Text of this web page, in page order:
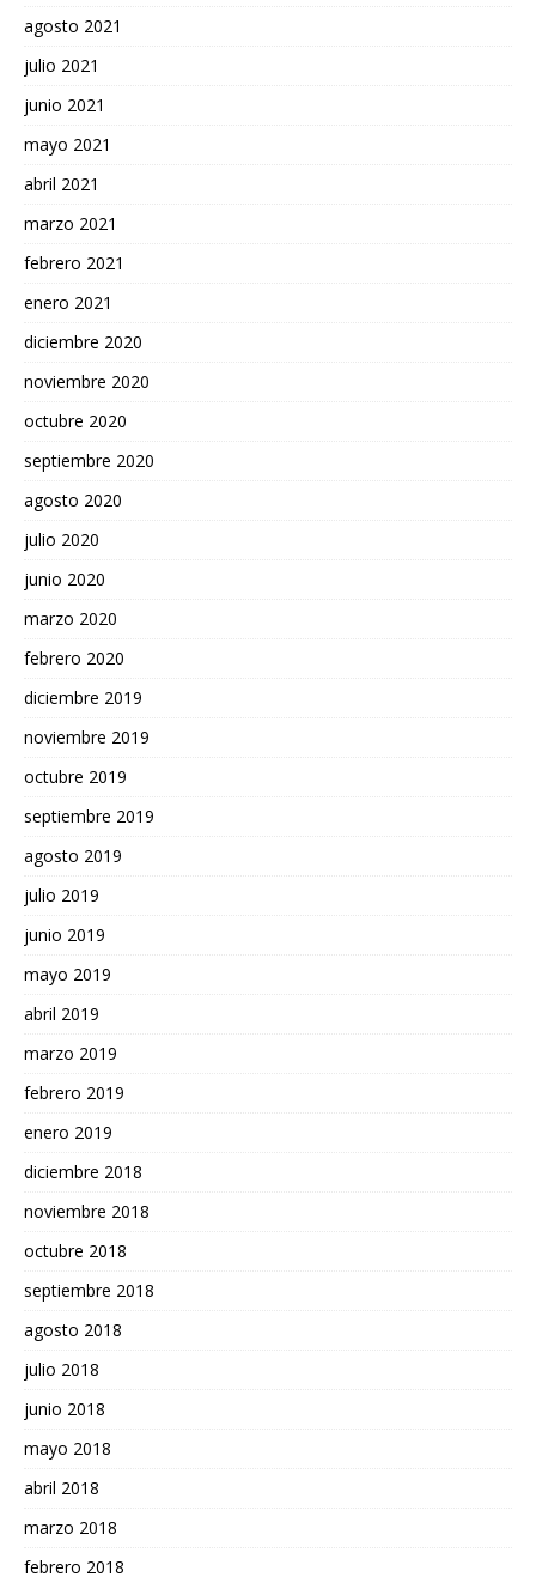
agosto 2021
julio 2021
junio 2021
mayo 2021
abril 2021
marzo 2021
febrero 2021
enero 2021
diciembre 2020
noviembre 2020
octubre 2020
septiembre 2020
agosto 2020
julio 2020
junio 2020
marzo 2020
febrero 2020
diciembre 2019
noviembre 2019
octubre 2019
septiembre 2019
agosto 2019
julio 2019
junio 2019
mayo 2019
abril 2019
marzo 2019
febrero 2019
enero 2019
diciembre 2018
noviembre 2018
octubre 2018
septiembre 2018
agosto 2018
julio 2018
junio 2018
mayo 2018
abril 2018
marzo 2018
febrero 2018